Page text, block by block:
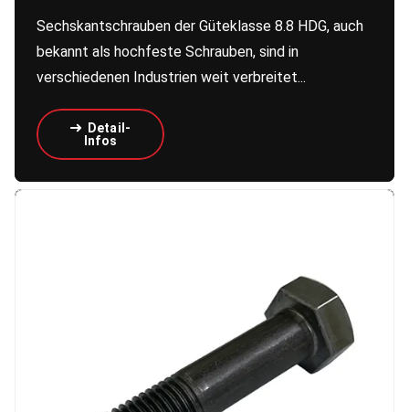
Sechskantschrauben der Güteklasse 8.8 HDG, auch
bekannt als hochfeste Schrauben, sind in
verschiedenen Industrien weit verbreitet...
Detail-
Infos